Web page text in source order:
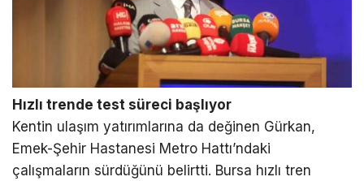
Hızlı trende test süreci başlıyor
Kentin ulaşım yatırımlarına da değinen Gürkan,
Emek-Şehir Hastanesi Metro Hattı’ndaki
çalışmaların sürdüğünü belirtti. Bursa hızlı tren